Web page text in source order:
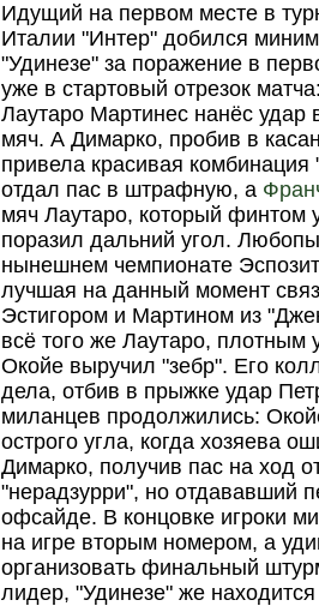
Идущий на первом месте в
Италии "Интер" добился
"Удинезе" за поражение в
уже в стартовый отрезок
Лаутаро Мартинес нанёс
мяч. А Димарко, пробив в
привела красивая комбинация
отдал пас в штрафную, а
мяч Лаутаро, который финтом
поразил дальний угол.
нынешнем чемпионате
лучшая на данный момент
Эстигором и Мартином из
всё того же Лаутаро, плотным
Окойе выручил "зебр". Его
дела, отбив в прыжке удар
миланцев продолжились:
острого угла, когда хозяева
Димарко, получив пас на ход
"нерадзурри", но отдававший
офсайде. В концовке игроки
на игре вторым номером, а
организовать финальный
лидер, "Удинезе" же